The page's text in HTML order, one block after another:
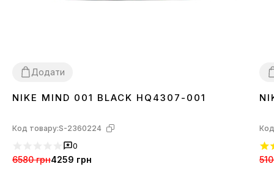
Додати
3637 38 39 40 41 42 434445
NIKE MIND 001 BLACK HQ4307-001
Код товару:S-2360224
0
6580 грн4259 грн